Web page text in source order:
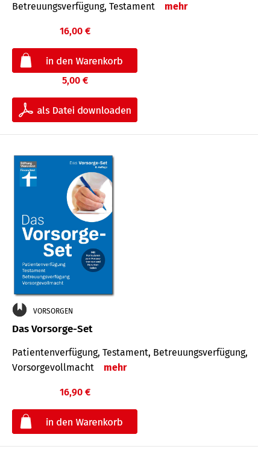
Betreuungsverfügung, Testament
mehr
16,00 €
5,00 €
VORSORGEN
Das Vorsorge-Set
Patienten­ver­fügung, Testa­ment, Be­treuungs­verfü­gung,
Vor­sorge­voll­macht
mehr
16,90 €